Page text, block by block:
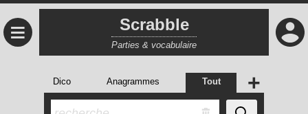
≡ Scrabble
Parties & vocabulaire
Dico Anagrammes Tout +